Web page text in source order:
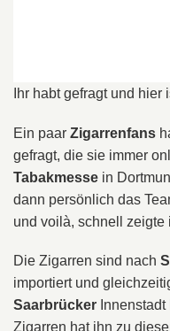
Ihr habt gefragt und hier
Ein paar Zigarrenfans
gefragt, die sie immer
Tabakmesse in
dann persönlich das
und voilà, schnell zeigte
Die Zigarren sind nach
importiert und
Saarbrücker
Zigarren hat ihn zu